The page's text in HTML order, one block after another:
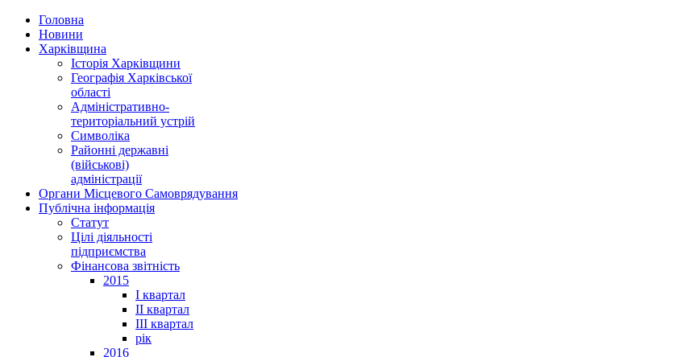
Головна
Новини
Харківщина
Історія Харківщини
Географія Харківської
області
Адміністративно-
територіальний устрій
Символіка
Районні державні
(військові)
адміністрації
Органи Місцевого Самоврядування
Публічна інформація
Статут
Цілі діяльності
підприємства
Фінансова звітність
2015
I квартал
II квартал
III квартал
рік
2016